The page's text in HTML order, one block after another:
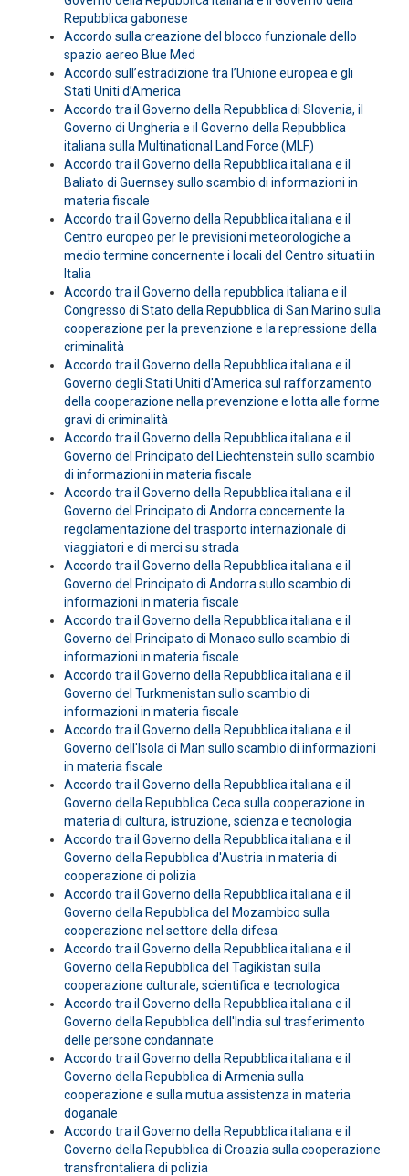
Repubblica gabonese
Accordo sulla creazione del blocco funzionale dello
spazio aereo Blue Med
Accordo sull’estradizione tra l’Unione europea e gli
Stati Uniti d’America
Accordo tra il Governo della Repubblica di Slovenia, il
Governo di Ungheria e il Governo della Repubblica
italiana sulla Multinational Land Force (MLF)
Accordo tra il Governo della Repubblica italiana e il
Baliato di Guernsey sullo scambio di informazioni in
materia fiscale
Accordo tra il Governo della Repubblica italiana e il
Centro europeo per le previsioni meteorologiche a
medio termine concernente i locali del Centro situati in
Italia
Accordo tra il Governo della repubblica italiana e il
Congresso di Stato della Repubblica di San Marino sulla
cooperazione per la prevenzione e la repressione della
criminalità
Accordo tra il Governo della Repubblica italiana e il
Governo degli Stati Uniti d'America sul rafforzamento
della cooperazione nella prevenzione e lotta alle forme
gravi di criminalità
Accordo tra il Governo della Repubblica italiana e il
Governo del Principato del Liechtenstein sullo scambio
di informazioni in materia fiscale
Accordo tra il Governo della Repubblica italiana e il
Governo del Principato di Andorra concernente la
regolamentazione del trasporto internazionale di
viaggiatori e di merci su strada
Accordo tra il Governo della Repubblica italiana e il
Governo del Principato di Andorra sullo scambio di
informazioni in materia fiscale
Accordo tra il Governo della Repubblica italiana e il
Governo del Principato di Monaco sullo scambio di
informazioni in materia fiscale
Accordo tra il Governo della Repubblica italiana e il
Governo del Turkmenistan sullo scambio di
informazioni in materia fiscale
Accordo tra il Governo della Repubblica italiana e il
Governo dell'Isola di Man sullo scambio di informazioni
in materia fiscale
Accordo tra il Governo della Repubblica italiana e il
Governo della Repubblica Ceca sulla cooperazione in
materia di cultura, istruzione, scienza e tecnologia
Accordo tra il Governo della Repubblica italiana e il
Governo della Repubblica d'Austria in materia di
cooperazione di polizia
Accordo tra il Governo della Repubblica italiana e il
Governo della Repubblica del Mozambico sulla
cooperazione nel settore della difesa
Accordo tra il Governo della Repubblica italiana e il
Governo della Repubblica del Tagikistan sulla
cooperazione culturale, scientifica e tecnologica
Accordo tra il Governo della Repubblica italiana e il
Governo della Repubblica dell'India sul trasferimento
delle persone condannate
Accordo tra il Governo della Repubblica italiana e il
Governo della Repubblica di Armenia sulla
cooperazione e sulla mutua assistenza in materia
doganale
Accordo tra il Governo della Repubblica italiana e il
Governo della Repubblica di Croazia sulla cooperazione
transfrontaliera di polizia